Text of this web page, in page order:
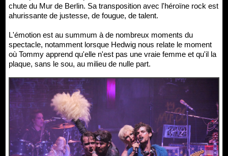
chute du Mur de Berlin. Sa transposition avec l'héroïne rock est
ahurissante de justesse, de fougue, de talent.
L'émotion est au summum à de nombreux moments du
spectacle, notamment lorsque Hedwig nous relate le moment
où Tommy apprend qu'elle n'est pas une vraie femme et qu'il la
plaque, sans le sou, au milieu de nulle part.